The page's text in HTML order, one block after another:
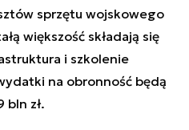
sprzętu wojskowego
większość składają się
i szkolenie
na obronność będą
bln zł.